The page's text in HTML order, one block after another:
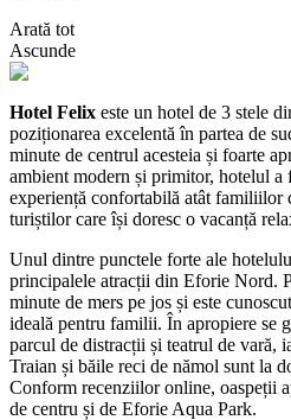
Arată tot
Ascunde
Hotel Felix este un hotel de 3 stele
poziționarea excelentă în partea de
minute de centrul acesteia și foarte
ambient modern și primitor, hotelul a
experiență confortabilă atât familiilor
turiștilor care își doresc o vacanță
Unul dintre punctele forte ale
principalele atracții din Eforie Nord.
minute de mers pe jos și este
ideală pentru familii. În apropiere se
parcul de distracții și teatrul de vară,
Traian și băile reci de nămol sunt la
Conform recenziilor online, oaspeții
de centru și de Eforie Aqua Park.